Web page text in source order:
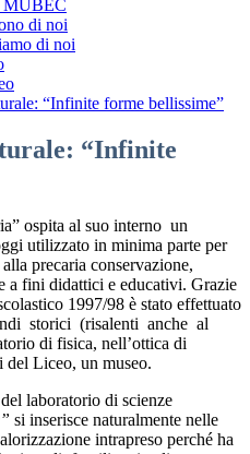
MUBEC
di noi
di noi
“Infinite forme bellissime”
“Infinite
ospita al suo interno un
utilizzato in minima parte per
precaria conservazione,
a fini didattici e educativi. Grazie
1997/98 è stato effettuato
storici (risalenti anche al
di fisica, nell’ottica di
Liceo, un museo.
laboratorio di scienze
si inserisce naturalmente nelle
intrapreso perché ha